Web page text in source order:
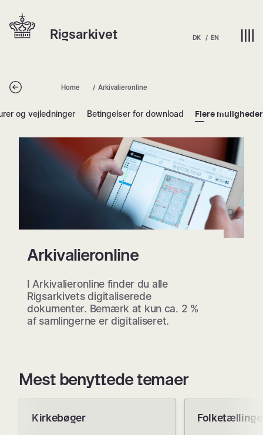
Spring
indhold
Hjem | Home
Rigsarkivet DK EN
Tilbage Home Arkivalieronline
og vejledninger Betingelser for download Flere muligheder
Arkivalieronline
Arkivalieronline
I Arkivalieronline finder du alle
Rigsarkivets digitaliserede
dokumenter. Bemærk at kun ca. 2 %
af samlingerne er digitaliseret.
Mest benyttede temaer
Kirkebøger